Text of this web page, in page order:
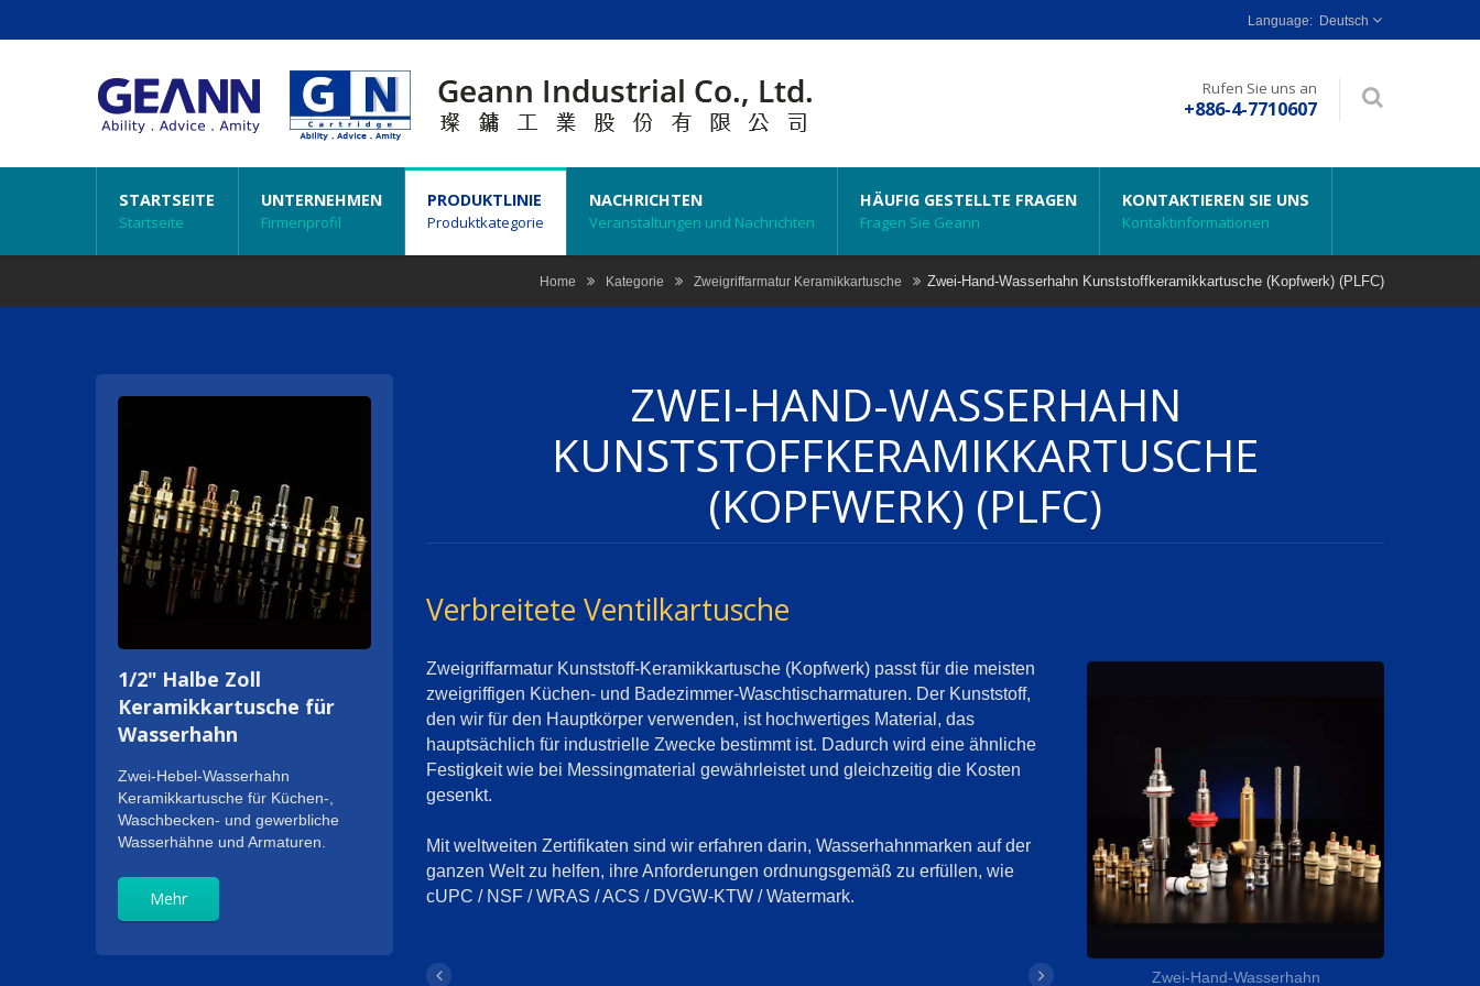
Deutsch
Rufen Sie uns an
+886-4-7710607
STARTSEITE
Startseite
UNTERNEHMEN
Firmenprofil
PRODUKTLINIE
Produktkategorie
NACHRICHTEN
Veranstaltungen und Nachrichten
HÄUFIG GESTELLTE FRAGEN
Fragen Sie Geann
KONTAKTIEREN SIE UNS
Kontaktinformationen
Home Kategorie Zweigriffarmatur Keramikkartusche Zwei-Hand-Wasserhahn Kunststoffkeramikkartusche (Kopfwerk) (PLFC)
1/2" Halbe Zoll
Keramikkartusche für
Wasserhahn
Zwei-Hebel-Wasserhahn
Keramikkartusche für Küchen-,
Waschbecken- und gewerbliche
Wasserhähne und Armaturen.
Mehr
ZWEI-HAND-WASSERHAHN
KUNSTSTOFFKERAMIKKARTUSCHE
(KOPFWERK) (PLFC)
Verbreitete Ventilkartusche
Zwei-Hand-Wasserhahn
Zweigriffarmatur Kunststoff-Keramikkartusche (Kopfwerk) passt für die meisten
zweigriffigen Küchen- und Badezimmer-Waschtischarmaturen. Der Kunststoff,
den wir für den Hauptkörper verwenden, ist hochwertiges Material, das
hauptsächlich für industrielle Zwecke bestimmt ist. Dadurch wird eine ähnliche
Festigkeit wie bei Messingmaterial gewährleistet und gleichzeitig die Kosten
gesenkt.
Mit weltweiten Zertifikaten sind wir erfahren darin, Wasserhahnmarken auf der
ganzen Welt zu helfen, ihre Anforderungen ordnungsgemäß zu erfüllen, wie
cUPC / NSF / WRAS / ACS / DVGW-KTW / Watermark.